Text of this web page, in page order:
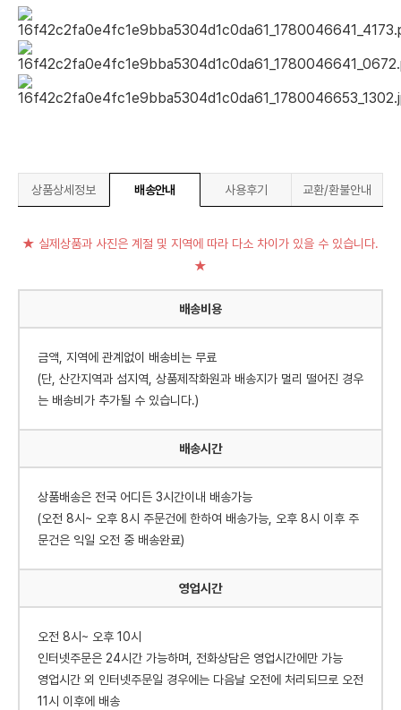
상품상세정보 배송안내 사용후기 교환/환불안내
★ 실제상품과 사진은 계절 및 지역에 따라 다소 차이가 있을 수 있습니다.
★
배송비용
금액, 지역에 관계없이 배송비는 무료
(단, 산간지역과 섬지역, 상품제작화원과 배송지가 멀리 떨어진 경우
는 배송비가 추가될 수 있습니다.)
배송시간
상품배송은 전국 어디든 3시간이내 배송가능
(오전 8시~ 오후 8시 주문건에 한하여 배송가능, 오후 8시 이후 주
문건은 익일 오전 중 배송완료)
영업시간
오전 8시~ 오후 10시
인터넷주문은 24시간 가능하며, 전화상담은 영업시간에만 가능
영업시간 외 인터넷주문일 경우에는 다음날 오전에 처리되므로 오전
11시 이후에 배송